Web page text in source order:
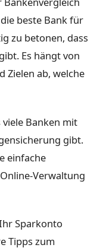
beste Bank für
zu betonen, dass
Es hängt von
Zielen ab, welche
Banken mit
gibt.
einfache
Verwaltung
Sparkonto
Tipps zum